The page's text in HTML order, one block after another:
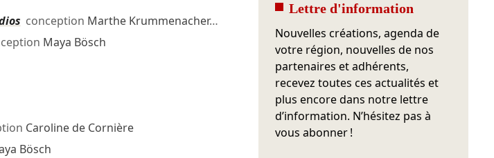
conception Marthe Krummenacher…
Maya Bösch
Caroline de Cornière
Bösch
Lettre d'information
Nouvelles créations, agenda de
votre région, nouvelles de nos
partenaires et adhérents,
recevez toutes ces actualités et
plus encore dans notre lettre
d’information. N’hésitez pas à
vous abonner !